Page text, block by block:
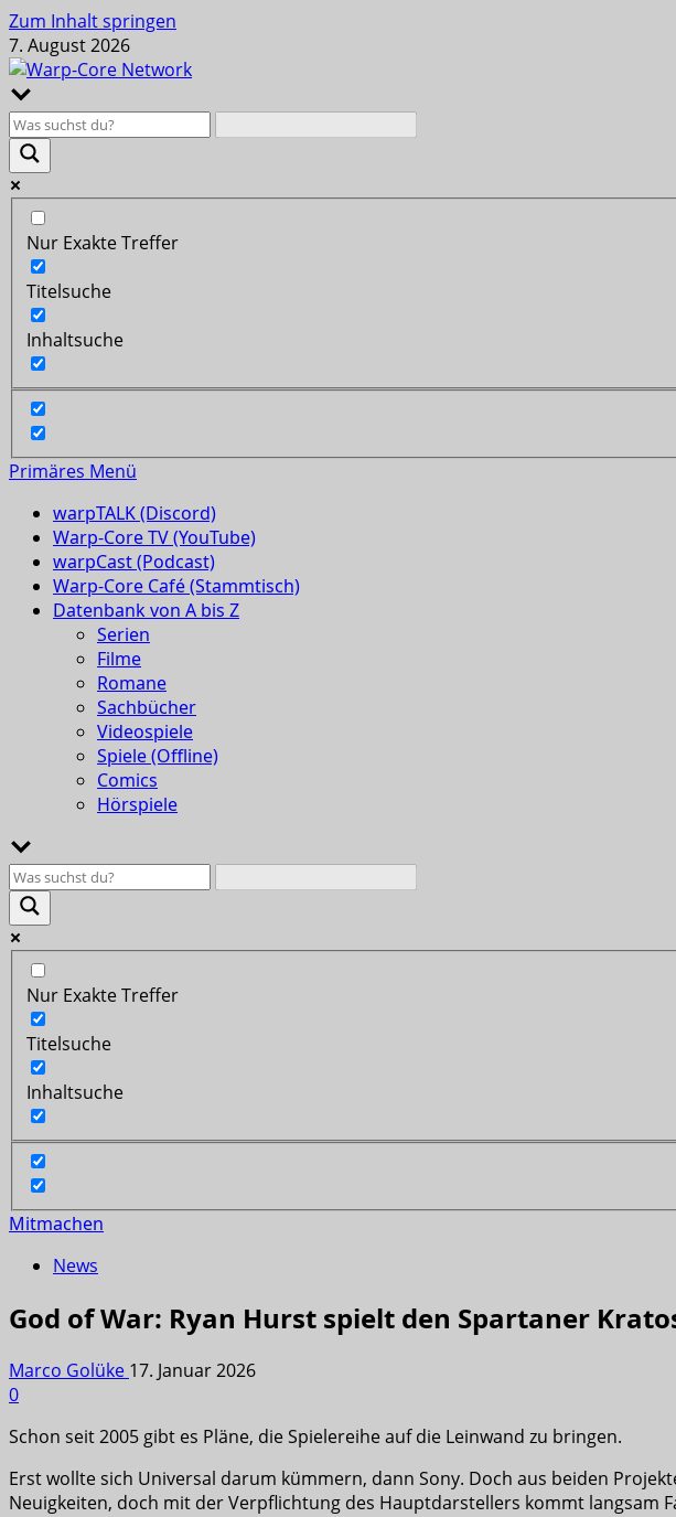
Zum Inhalt springen
7. August 2026
Nur Exakte Treffer
Titelsuche
Inhaltsuche
Primäres Menü
warpTALK (Discord)
Warp-Core TV (YouTube)
warpCast (Podcast)
Warp-Core Café (Stammtisch)
Datenbank von A bis Z
Serien
Filme
Romane
Sachbücher
Videospiele
Spiele (Offline)
Comics
Hörspiele
Nur Exakte Treffer
Titelsuche
Inhaltsuche
Mitmachen
News
God of War: Ryan Hurst spielt den Spartaner
Marco Golüke 17. Januar 2026
0
Schon seit 2005 gibt es Pläne, die Spielereihe auf die Leinwand zu bringen.
Erst wollte sich Universal darum kümmern, dann Sony. Doch aus beiden
Neuigkeiten, doch mit der Verpflichtung des Hauptdarstellers kommt langsam